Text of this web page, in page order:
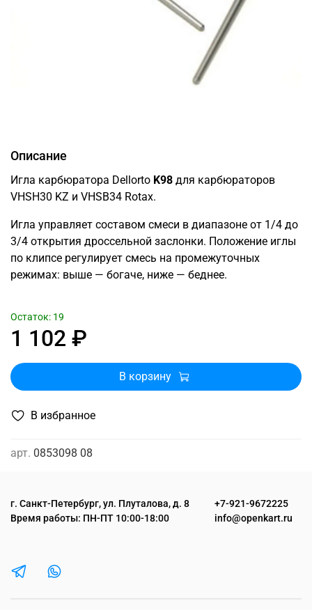
В избранное
арт. 0853098 08
Описание
Игла карбюратора Dellorto K98 для карбюраторов
VHSH30 KZ и VHSB34 Rotax.
Игла управляет составом смеси в диапазоне от 1/4 до
3/4 открытия дроссельной заслонки. Положение иглы
по клипсе регулирует смесь на промежуточных
режимах: выше — богаче, ниже — беднее.
1 102 ₽
Остаток: 19
В корзину
г. Санкт-Петербург, ул. Плуталова, д. 8
Время работы: ПН-ПТ 10:00-18:00
+7-921-9672225
info@openkart.ru